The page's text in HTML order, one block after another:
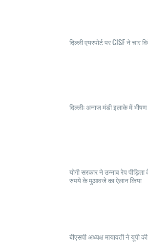
दिल्ली एयरपोर्ट पर CISF ने चार
दिल्ली: अनाज मंडी इलाके में
योगी सरकार ने उन्नाव रेप
रुपये के मुआवजे का ऐलान किया
बीएसपी अध्यक्ष मायावती ने यूपी